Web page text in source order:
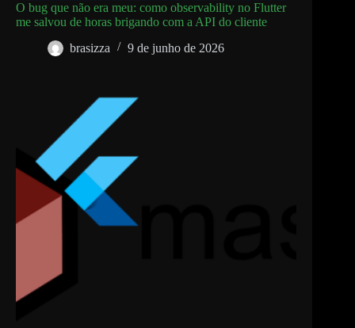
O bug que não era meu: como observability no Flutter
me salvou de horas brigando com a API do cliente
brasizza
9 de junho de 2026